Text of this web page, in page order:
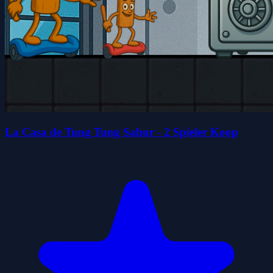
La Casa de Tung Tung Sahur - 2 Spieler Koop